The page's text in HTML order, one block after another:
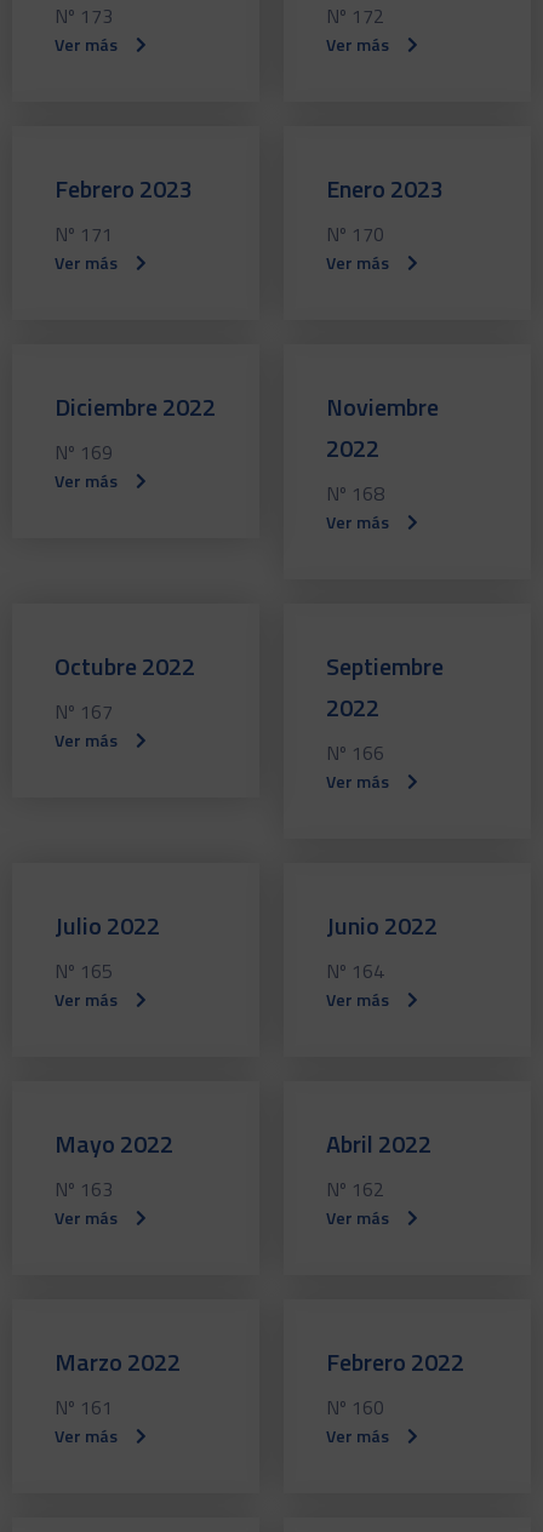
Nº 173
Ver más
Nº 172
Ver más
Febrero 2023
Nº 171
Ver más
Enero 2023
Nº 170
Ver más
Diciembre 2022
Nº 169
Ver más
Noviembre
2022
Nº 168
Ver más
Octubre 2022
Nº 167
Ver más
Septiembre
2022
Nº 166
Ver más
Julio 2022
Nº 165
Ver más
Junio 2022
Nº 164
Ver más
Mayo 2022
Nº 163
Ver más
Abril 2022
Nº 162
Ver más
Marzo 2022
Nº 161
Ver más
Febrero 2022
Nº 160
Ver más